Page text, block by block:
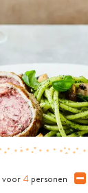
voor 4 personen